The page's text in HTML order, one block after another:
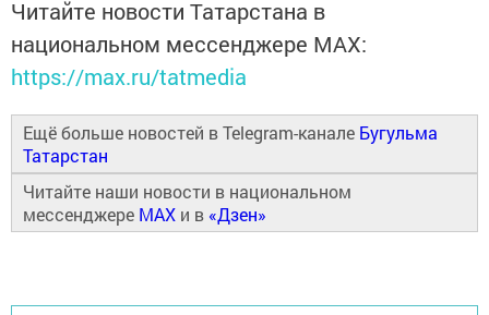
Читайте новости Татарстана в
национальном мессенджере MАХ:
https://max.ru/tatmedia
Ещё больше новостей в Telegram-канале Бугульма
Татарстан
Читайте наши новости в национальном
мессенджере MAX и в «Дзен»